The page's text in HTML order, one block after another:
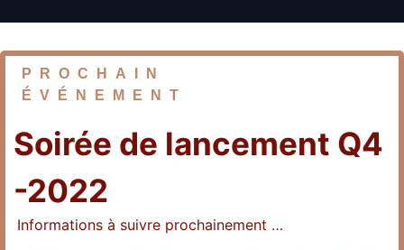
PROCHAIN
ÉVÉNEMENT
Soirée de lancement Q4
-2022
Informations à suivre prochainement …